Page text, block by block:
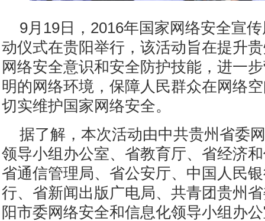
9月19日，2016年国家网络安全宣
动仪式在贵阳举行，该活动旨在提升
网络安全意识和安全防护技能，进一
明的网络环境，保障人民群众在网络
切实维护国家网络安全。
据了解，本次活动由中共贵州省委
领导小组办公室、省教育厅、省经济
省通信管理局、省公安厅、中国人民
行、省新闻出版广电局、共青团贵州
阳市委网络安全和信息化领导小组办